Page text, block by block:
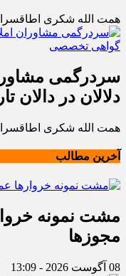
همت الله شکری اطاقسرا
سردرگمی
دلالان در
همت الله شکری اطاقسرا
آخرین مطالب
مشت نمونه
مجوزها
08 آگوست 2026 - 13:09